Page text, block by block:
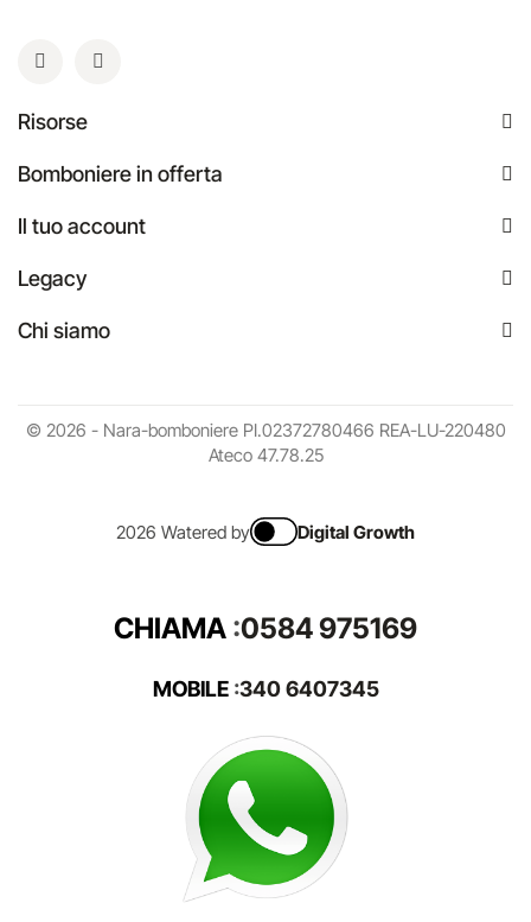
Risorse
Bomboniere in offerta
Il tuo account
Legacy
Chi siamo
© 2026 - Nara-bomboniere PI.02372780466 REA-LU-220480
Ateco 47.78.25
2026 Watered by Digital Growth
CHIAMA :0584 975169
MOBILE:340 6407345